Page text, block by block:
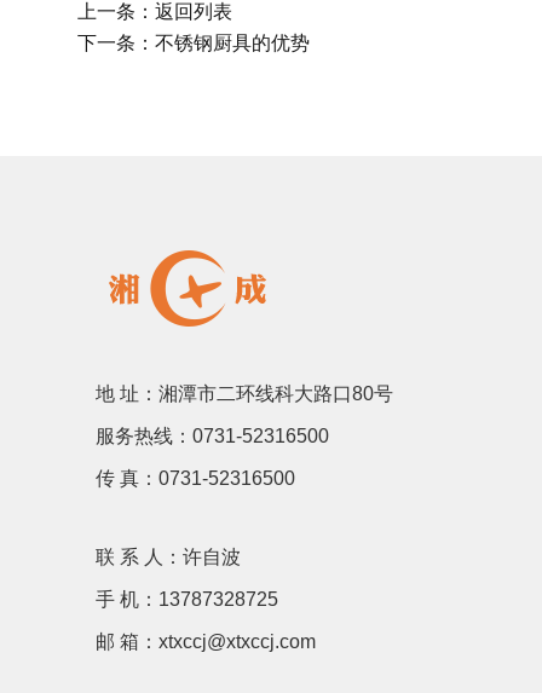
上一条： 返回列表
下一条： 不锈钢厨具的优势
地 址：湘潭市二环线科大路口80号
服务热线：0731-52316500
传 真：0731-52316500
联 系 人：许自波
手 机：13787328725
邮 箱：xtxccj@xtxccj.com